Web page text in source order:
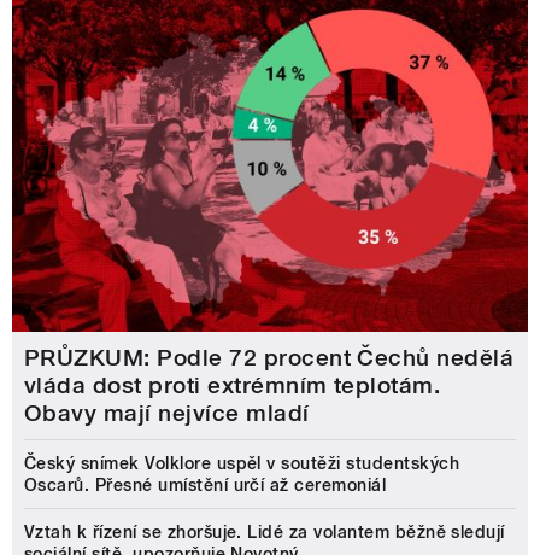
PRŮZKUM: Podle 72 procent Čechů nedělá
vláda dost proti extrémním teplotám.
Obavy mají nejvíce mladí
Český snímek Volklore uspěl v soutěži studentských
Oscarů. Přesné umístění určí až ceremoniál
Vztah k řízení se zhoršuje. Lidé za volantem běžně sledují